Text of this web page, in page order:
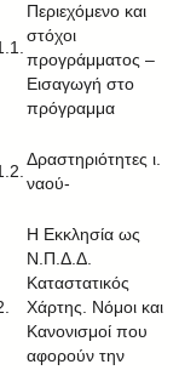
Περιεχόμενο και
στόχοι
προγράμματος –
Εισαγωγή στο
πρόγραμμα
Δραστηριότητες ι.
ναού-
Η Εκκλησία ως
Ν.Π.Δ.Δ.
Καταστατικός
Χάρτης. Νόμοι και
Κανονισμοί που
αφορούν την